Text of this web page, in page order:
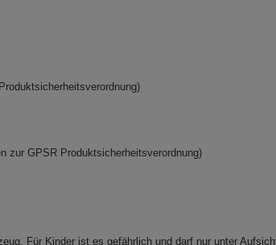
zur GPSR Produktsicherheitsverordnung)
Für Kinder ist es gefährlich und darf nur unter